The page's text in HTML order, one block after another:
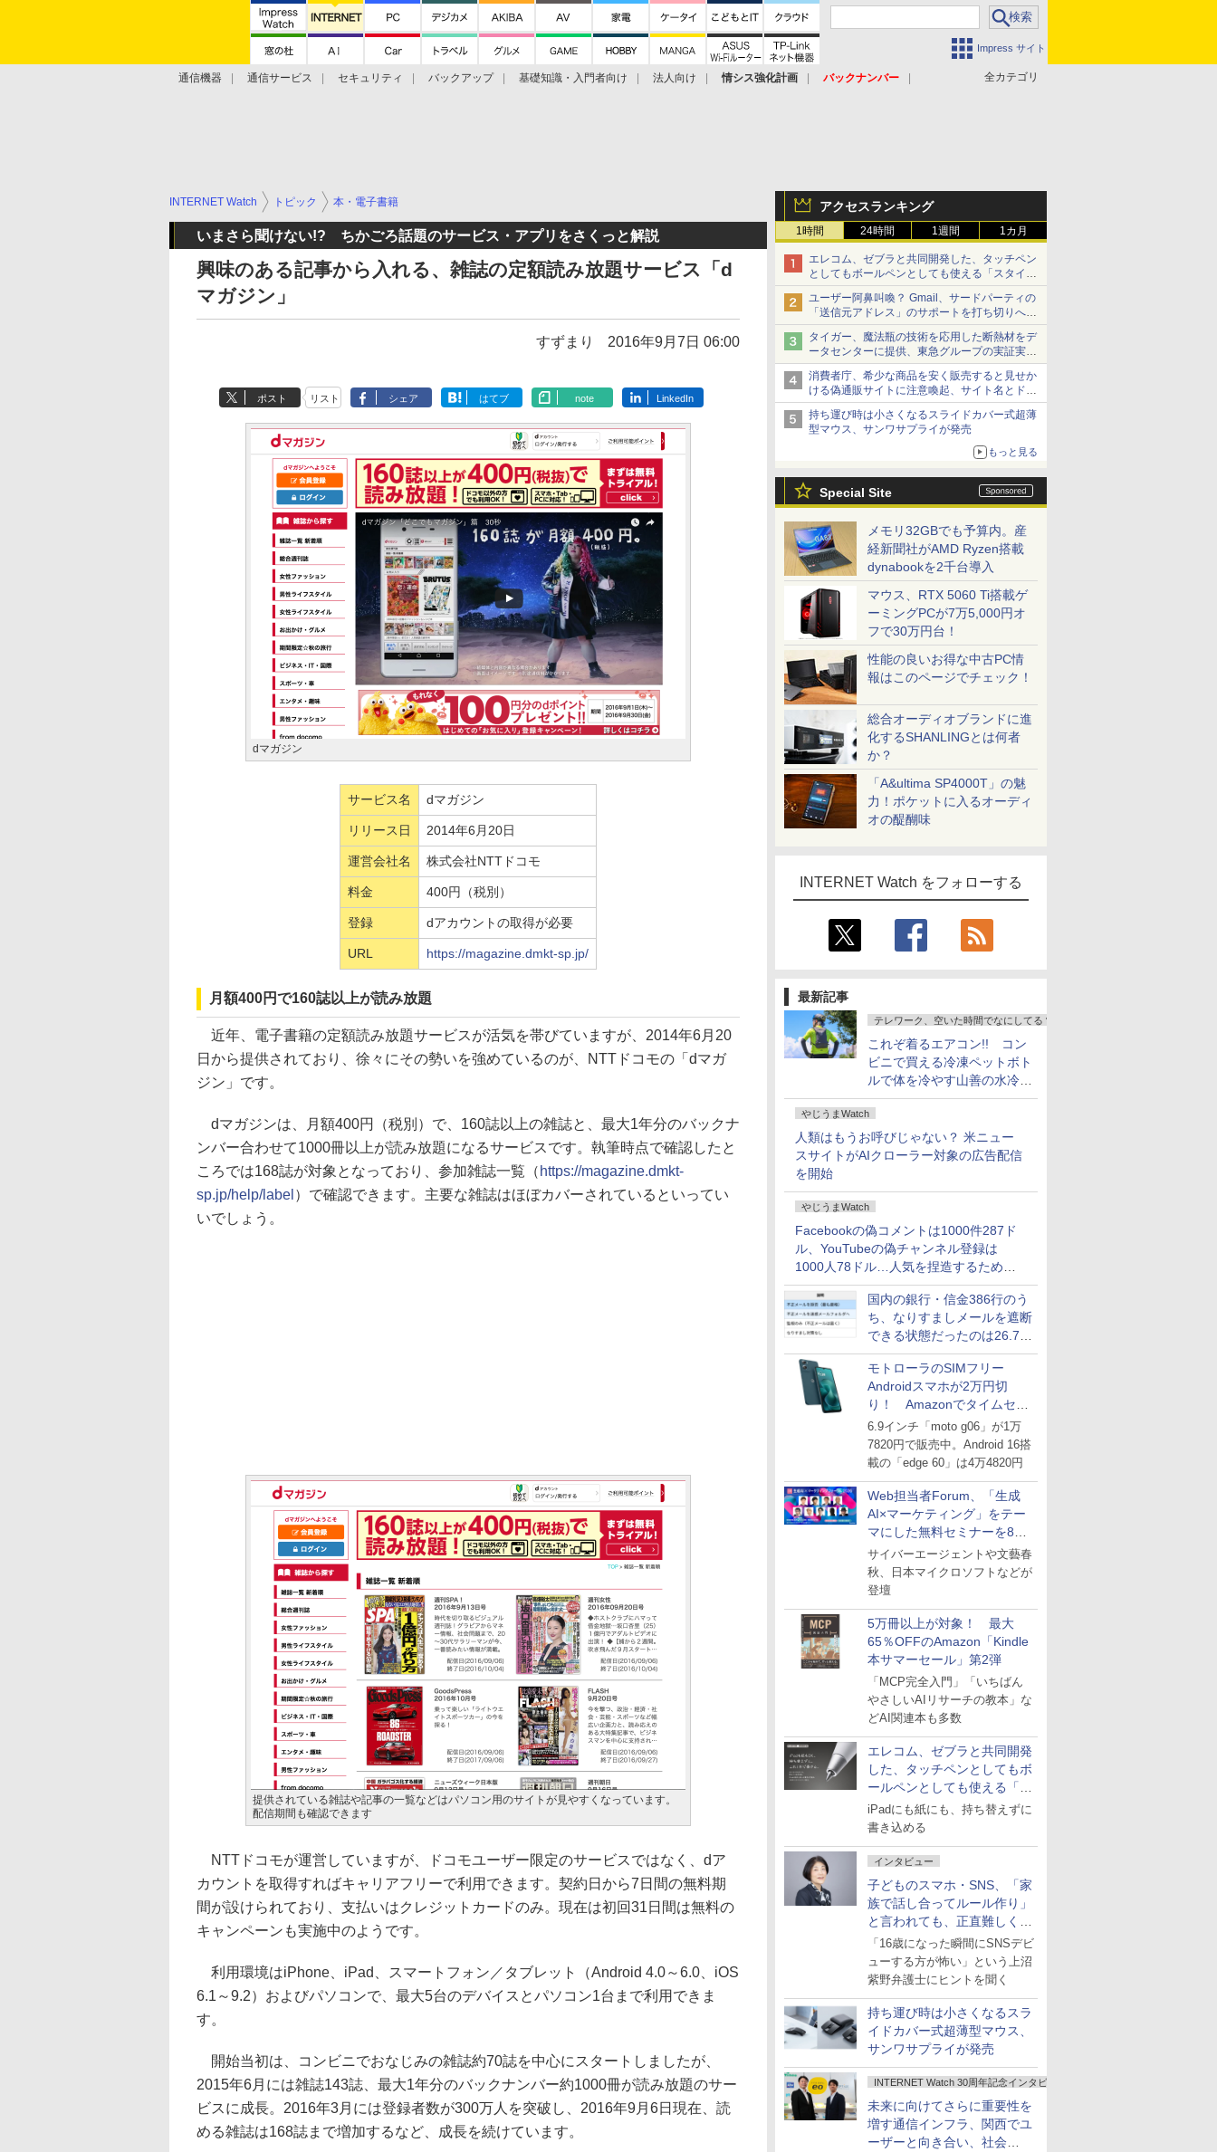
Impress サイト
全カテゴリ
通信機器 通信サービス セキュリティ バックアップ 基礎知識・入門者向け 法人向け 情シス強化計画
バックナンバー
アクセスランキング
1時間 24時間 1週間 1カ月
エレコム、ゼブラと共同開発した、タッチペン
としてもボールペンとしても使える「スタイラ
スツーウェイ」発売 iPadにも紙にも、持ち替
えずに書き込める
ユーザー阿鼻叫喚？ Gmail、サードパーティの
「送信元アドレス」のサポートを打ち切りへ
【やじうまWatch】
タイガー、魔法瓶の技術を応用した断熱材をデ
ータセンターに提供、東急グループの実証実験
で 「ステンレス密封真空断熱パネル TIVIP」
消費者庁、希少な商品を安く販売すると見せか
ける偽通販サイトに注意喚起、サイト名とドメ
イン名を公表
持ち運び時は小さくなるスライドカバー式超薄
型マウス、サンワサプライが発売
もっと見る
Special Site
メモリ32GBでも予算内。産
経新聞社がAMD Ryzen搭載
dynabookを2千台導入
マウス、RTX 5060 Ti搭載ゲ
ーミングPCが7万5,000円オ
フで30万円台！
性能の良いお得な中古PC情
報はこのページでチェック！
総合オーディオブランドに進
化するSHANLINGとは何者
か？
「A&ultima SP4000T」の魅
力！ポケットに入るオーディ
オの醍醐味
INTERNET Watch をフォローする
最新記事
テレワーク、空いた時間でなにしてる？
これぞ着るエアコン!! コン
ビニで買える冷凍ペットボト
ルで体を冷やす山善の水冷ベ
ストがロードバイクにちょう
どいい【ぼっち・ざ・ろー
ど！その14】
やじうまWatch
人類はもうお呼びじゃない？ 米ニュー
スサイトがAIクローラー対象の広告配信
を開始
やじうまWatch
Facebookの偽コメントは1000件287ド
ル、YouTubeの偽チャンネル登録は
1000人78ドル…人気を捏造するための
価格リストが公開中
国内の銀行・信金386行のう
ち、なりすましメールを遮断
できる状態だったのは26.7％
にとどまる～GMOブランド
セキュリティ調査
モトローラのSIMフリー
Androidスマホが2万円切
り！ Amazonでタイムセー
ル
6.9インチ「moto g06」が1万
7820円で販売中。Android 16搭
載の「edge 60」は4万4820円
Web担当者Forum、「生成
AI×マーケティング」をテー
マにした無料セミナーを8月
27日にオンライン開催
サイバーエージェントや文藝春
秋、日本マイクロソフトなどが
登壇
5万冊以上が対象！ 最大
65％OFFのAmazon「Kindle
本サマーセール」第2弾
「MCP完全入門」「いちばん
やさしいAIリサーチの教本」な
どAI関連本も多数
エレコム、ゼブラと共同開発
した、タッチペンとしてもボ
ールペンとしても使える「ス
タイラスツーウェイ」発売
iPadにも紙にも、持ち替えずに
書き込める
インタビュー
子どものスマホ・SNS、「家
族で話し合ってルール作り」
と言われても、正直難しくな
いですか？
「16歳になった瞬間にSNSデビ
ューする方が怖い」という上沼
紫野弁護士にヒントを聞く
持ち運び時は小さくなるスラ
イドカバー式超薄型マウス、
サンワサプライが発売
INTERNET Watch 30周年記念インタビュー
未来に向けてさらに重要性を
増す通信インフラ、関西でユ
ーザーと向き合い、社会
INTERNET Watch トピック 本・電子書籍
いまさら聞けない!? ちかごろ話題のサービス・アプリをさくっと解説
興味のある記事から入れる、雑誌の定額読み放題サービス「d
マガジン」
すずまり 2016年9月7日 06:00
ポスト リスト シェア はてブ note LinkedIn
dマガジン
サービス名 dマガジン
リリース日 2014年6月20日
運営会社名 株式会社NTTドコモ
料金 400円（税別）
登録 dアカウントの取得が必要
URL https://magazine.dmkt-sp.jp/
月額400円で160誌以上が読み放題
近年、電子書籍の定額読み放題サービスが活気を帯びていますが、2014年6月20
日から提供されており、徐々にその勢いを強めているのが、NTTドコモの「dマガ
ジン」です。
dマガジンは、月額400円（税別）で、160誌以上の雑誌と、最大1年分のバックナ
ンバー合わせて1000冊以上が読み放題になるサービスです。執筆時点で確認したと
ころでは168誌が対象となっており、参加雑誌一覧（ https://magazine.dmkt-
sp.jp/help/label ）で確認できます。主要な雑誌はほぼカバーされているといってい
いでしょう。
提供されている雑誌や記事の一覧などはパソコン用のサイトが見やすくなっています。
配信期間も確認できます
NTTドコモが運営していますが、ドコモユーザー限定のサービスではなく、dア
カウントを取得すればキャリアフリーで利用できます。契約日から7日間の無料期
間が設けられており、支払いはクレジットカードのみ。現在は初回31日間は無料の
キャンペーンも実施中のようです。
利用環境はiPhone、iPad、スマートフォン／タブレット（Android 4.0～6.0、iOS
6.1～9.2）およびパソコンで、最大5台のデバイスとパソコン1台まで利用できま
す。
開始当初は、コンビニでおなじみの雑誌約70誌を中心にスタートしましたが、
2015年6月には雑誌143誌、最大1年分のバックナンバー約1000冊が読み放題のサー
ビスに成長。2016年3月には登録者数が300万人を突破し、2016年9月6日現在、読
める雑誌は168誌まで増加するなど、成長を続けています。